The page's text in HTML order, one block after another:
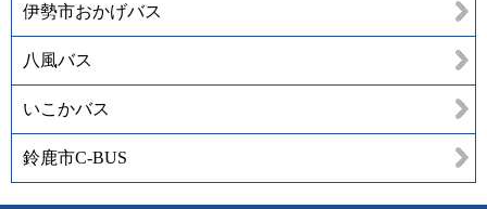
伊勢市おかげバス
八風バス
いこかバス
鈴鹿市C-BUS